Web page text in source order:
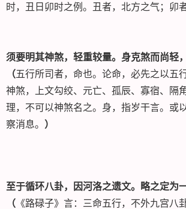
时，丑日卯时之例。丑者，北方之气；卯
须要明其神煞，轻重较量。身克煞而尚轻
（五行所司者，命也。论命，必先之以五
神煞，上文勾绞、元亡、孤辰、寡宿、隔
理，不可以神煞名之。身，指岁干言。或
察消息。 ）
至于循环八卦，因河洛之遗文。略之定为
（ 《路碌子》言：三命五行，不外九宫